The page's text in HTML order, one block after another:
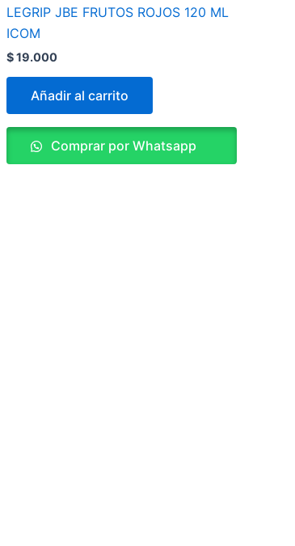
LEGRIP JBE FRUTOS ROJOS 120 ML
ICOM
$19.000
Añadir al carrito
Comprar por Whatsapp